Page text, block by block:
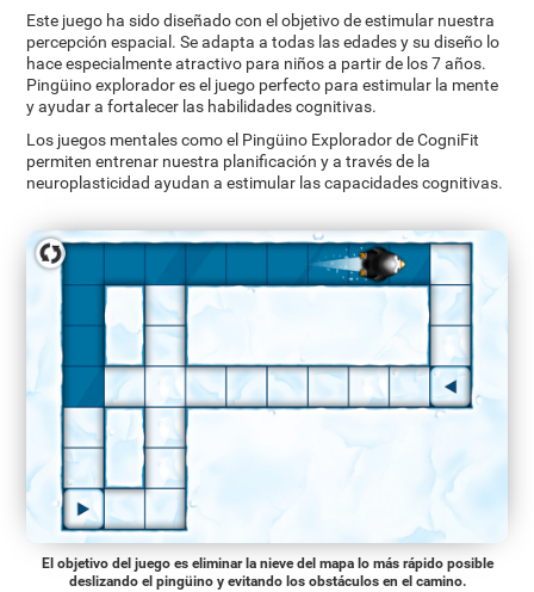
Este juego ha sido diseñado con el objetivo de estimular nuestra
percepción espacial. Se adapta a todas las edades y su diseño lo
hace especialmente atractivo para niños a partir de los 7 años.
Pingüino explorador es el juego perfecto para estimular la mente
y ayudar a fortalecer las habilidades cognitivas.
Los juegos mentales como el Pingüino Explorador de CogniFit
permiten entrenar nuestra planificación y a través de la
neuroplasticidad ayudan a estimular las capacidades cognitivas.
El objetivo del juego es eliminar la nieve del mapa lo más rápido posible
deslizando el pingüino y evitando los obstáculos en el camino.